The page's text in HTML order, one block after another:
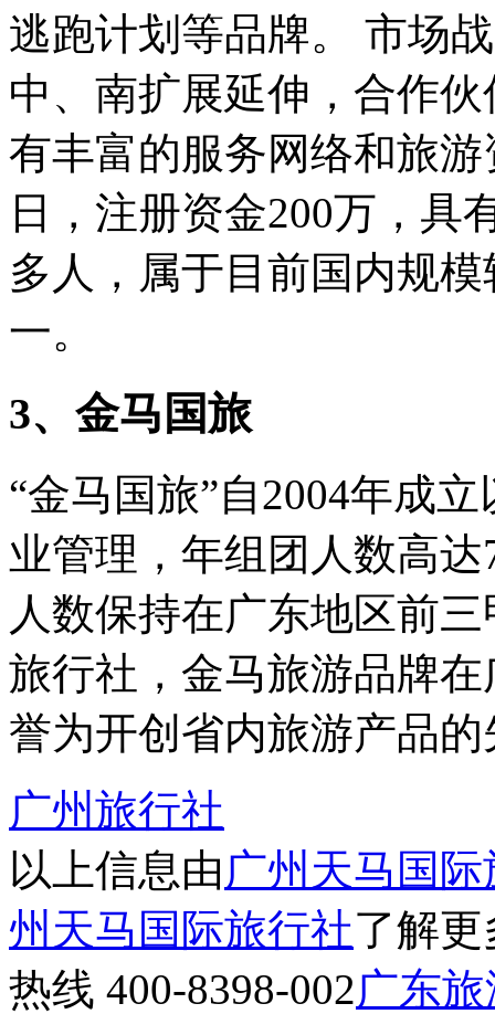
逃跑计划等品牌。 市场
中、南扩展延伸，合作
有丰富的服务网络和旅
日，注册资金200万，具
多人，属于目前国内规
一。
3、金马国旅
“金马国旅”自2004年成
业管理，年组团人数高
人数保持在广东地区前
旅行社，金马旅游品牌
誉为开创省内旅游产品
广州旅行社
以上信息由 广州天马国
州天马国际旅行社了解
热线 400-8398-002广东